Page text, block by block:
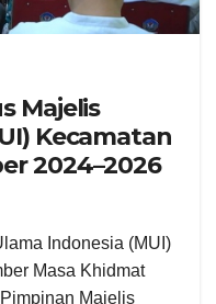
Majelis
Kecamatan
2024–2026
Indonesia (MUI)
Masa Khidmat
Majelis